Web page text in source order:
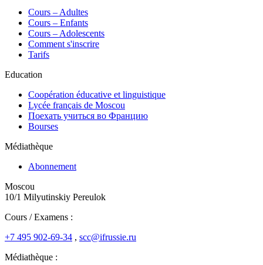
Сours – Adultes
Cours – Enfants
Cours – Adolescents
Comment s'inscrire
Tarifs
Education
Coopération éducative et linguistique
Lycée français de Moscou
Поехать учиться во Францию
Bourses
Médiathèque
Abonnement
Moscou
10/1 Milyutinskiy Pereulok
Cours / Examens :
+7 495 902-69-34 , scc@ifrussie.ru
Médiathèque :